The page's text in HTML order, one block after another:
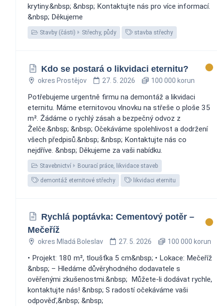
krytiny.&nbsp; &nbsp; Kontaktujte nás pro více informací.
&nbsp; Děkujeme
Stavby (části) Střechy, půdy stavba střechy
Kdo se postará o likvidaci eternitu?
okres Prostějov 27. 5. 2026 100 000 korun
Potřebujeme urgentně firmu na demontáž a likvidaci
eternitu. Máme eternitovou vlnovku na střeše o ploše 35
m². Žádáme o rychlý zásah a bezpečný odvoz z
Želče.&nbsp; &nbsp; Očekáváme spolehlivost a dodržení
všech předpisů.&nbsp; &nbsp; Kontaktujte nás co
nejdříve. &nbsp; Děkujeme za vaši nabídku.
Stavebnictví Bourací práce, likvidace staveb
demontáž eternitové střechy likvidaci eternitu
Rychlá poptávka: Cementový potěr –
Mečeříž
okres Mladá Boleslav 27. 5. 2026 100 000 korun
• Projekt: 180 m², tloušťka 5 cm&nbsp; • Lokace: Mečeříž
&nbsp; – Hledáme důvěryhodného dodavatele s
ověřenými zkušenostmi.&nbsp; ️ Můžete-li dodávat rychle,
kontaktujte nás! &nbsp; S radostí očekáváme vaši
odpověď,&nbsp; &nbsp;